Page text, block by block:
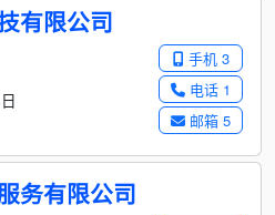
有限公司
手机 3
电话 1
邮箱 5
务有限公司